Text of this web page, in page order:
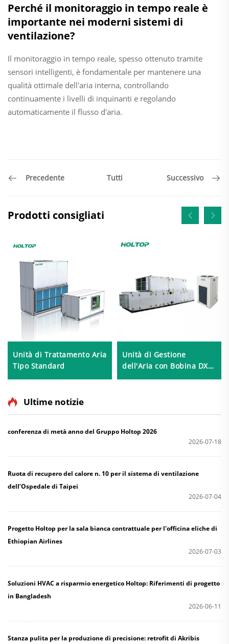
Perché il monitoraggio in tempo reale è
importante nei moderni sistemi di
ventilazione?
Il monitoraggio in tempo reale, spesso ottenuto tramite
sensori intelligenti, è fondamentale per mantenere una
qualità ottimale dell'aria interna, controllando
continuamente i livelli di inquinanti e regolando
automaticamente il flusso d'aria.
Precedente Tutti Successivo
Prodotti consigliati
Unità di Trattamento Aria
Tipo Standard
Unità di Gestione
dell'Aria con Bobina DX
Ultime notizie
conferenza di metà anno del Gruppo Holtop 2026
2026-07-18
Ruota di recupero del calore n. 10 per il sistema di ventilazione
dell’Ospedale di Taipei
2026-07-04
Progetto Holtop per la sala bianca contrattuale per l'officina eliche di
Ethiopian Airlines
2026-07-03
Soluzioni HVAC a risparmio energetico Holtop: Riferimenti di progetto
in Bangladesh
2026-06-11
Stanza pulita per la produzione di precisione: retrofit di Akribis